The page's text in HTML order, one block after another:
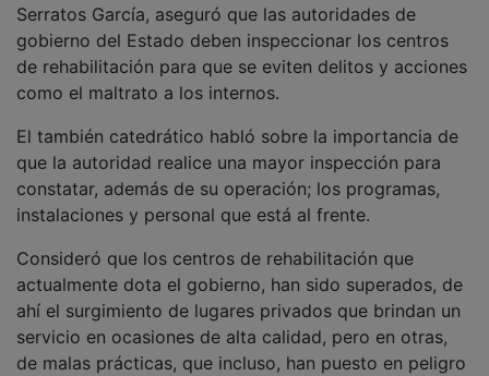
Serratos García, aseguró que las autoridades de
gobierno del Estado deben inspeccionar los centros
de rehabilitación para que se eviten delitos y acciones
como el maltrato a los internos.
El también catedrático habló sobre la importancia de
que la autoridad realice una mayor inspección para
constatar, además de su operación; los programas,
instalaciones y personal que está al frente.
Consideró que los centros de rehabilitación que
actualmente dota el gobierno, han sido superados, de
ahí el surgimiento de lugares privados que brindan un
servicio en ocasiones de alta calidad, pero en otras,
de malas prácticas, que incluso, han puesto en peligro